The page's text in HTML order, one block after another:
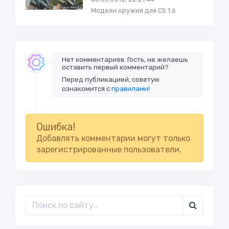
Модели оружия для CS 1.6
Нет комментариев. Гость, не желаешь
оставить первый комментарий?
Перед публикацией, советую
ознакомится справилами!
Ошибка!
Добавлять комментарии могут только
зарегистрированные пользователи.